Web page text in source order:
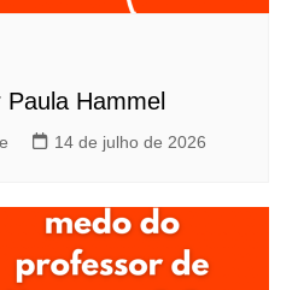
Hammel
14 de julho de 2026